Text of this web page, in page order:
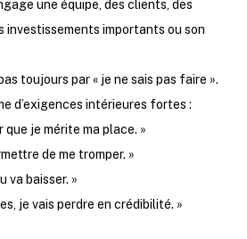
une équipe, des clients, des
investissements importants ou son
toujours par « je ne sais pas faire ».
d’exigences intérieures fortes :
que je mérite ma place. »
de me tromper. »
va baisser. »
je vais perdre en crédibilité. »